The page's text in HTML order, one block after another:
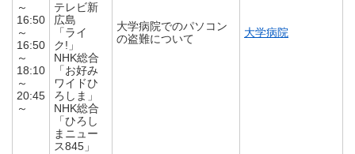
～
16:50
～
16:50
～
18:10
～
20:45
～
テレビ新
広島
「ライ
ク!」
NHK総合
「お好み
ワイドひ
ろしま」
NHK総合
「ひろし
まニュー
ス845」
大学病院でのパソコン
の盗難について
大学病院